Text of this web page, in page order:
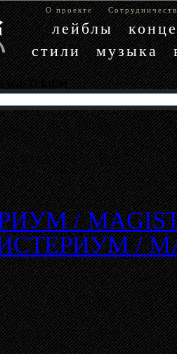
О проекте
лейблы
стили
музыка
/
/